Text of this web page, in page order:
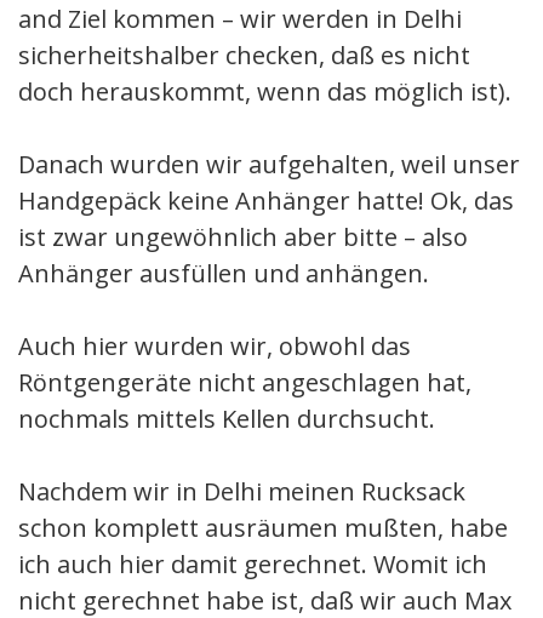
and Ziel kommen – wir werden in Delhi
sicherheitshalber checken, daß es nicht
doch herauskommt, wenn das möglich ist).
Danach wurden wir aufgehalten, weil unser
Handgepäck keine Anhänger hatte! Ok, das
ist zwar ungewöhnlich aber bitte – also
Anhänger ausfüllen und anhängen.
Auch hier wurden wir, obwohl das
Röntgengeräte nicht angeschlagen hat,
nochmals mittels Kellen durchsucht.
Nachdem wir in Delhi meinen Rucksack
schon komplett ausräumen mußten, habe
ich auch hier damit gerechnet. Womit ich
nicht gerechnet habe ist, daß wir auch Max